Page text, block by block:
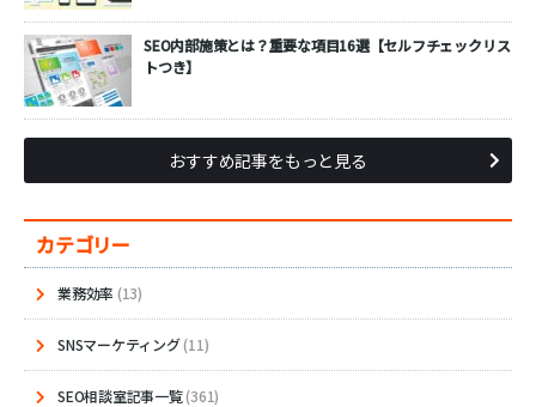
SEO内部施策とは？重要な項目16選【セルフチェックリス
トつき】
おすすめ記事をもっと見る
カテゴリー
業務効率 (13)
SNSマーケティング(11)
SEO相談室記事一覧(361)